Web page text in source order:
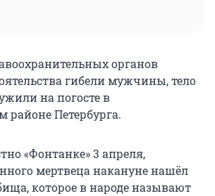
органов
гибели мужчины, тело
на погосте в
районе Петербурга.
«Фонтанке» 3 апреля,
мертвеца накануне нашёл
которое в народе называют